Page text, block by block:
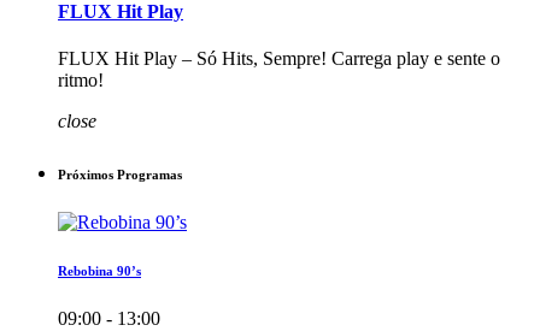
FLUX Hit Play
FLUX Hit Play – Só Hits, Sempre! Carrega play e sente o
ritmo!
close
Próximos Programas
Rebobina 90’s
09:00 - 13:00